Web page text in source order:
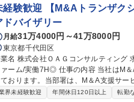
経験歓迎 【M&Aトランザク
ドバイザリー
月給31万4000円～41万8000円
東京都千代田区
株式会社ＯＡＧコンサルティング 求人名 ■未経験歓迎■【M&Aトランザクション】総合コンサルティング
7H◎ 仕事の内容 当社はM＆A領域において、総合的なコンサルティングサービスを展開すべく活動
ております。当部署は、M＆A支援サ
ションサービス※」を展 開しております。このうち、トランザクションサービスのメンバー採用です。トラ
界未経験歓迎 年間休日120日以上 転勤